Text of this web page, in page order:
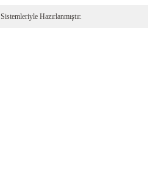
Sistemleriyle Hazırlanmıştır.